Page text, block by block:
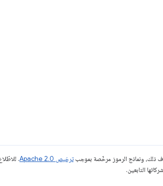
ذلك، ونماذج الرموز مرخّصة بموجبترخيص Apache 2.0‏
.